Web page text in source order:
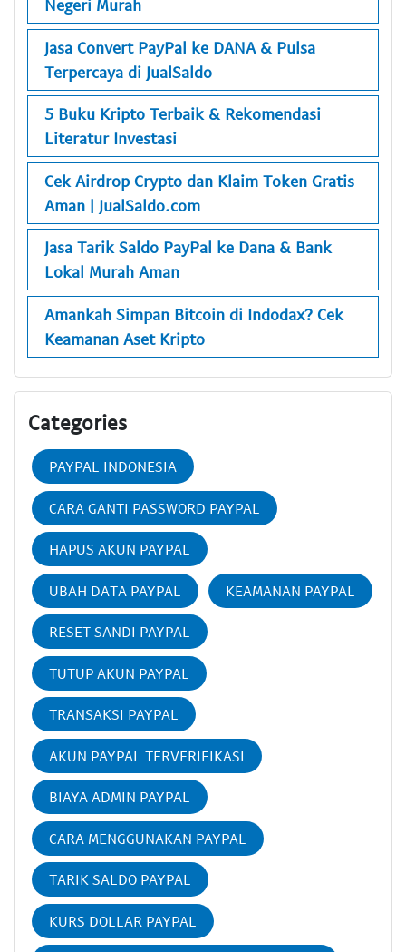
Negeri Murah
Jasa Convert PayPal ke DANA & Pulsa
Terpercaya di JualSaldo
5 Buku Kripto Terbaik & Rekomendasi
Literatur Investasi
Cek Airdrop Crypto dan Klaim Token Gratis
Aman | JualSaldo.com
Jasa Tarik Saldo PayPal ke Dana & Bank
Lokal Murah Aman
Amankah Simpan Bitcoin di Indodax? Cek
Keamanan Aset Kripto
Categories
PAYPAL INDONESIA
CARA GANTI PASSWORD PAYPAL
HAPUS AKUN PAYPAL
UBAH DATA PAYPAL KEAMANAN PAYPAL
RESET SANDI PAYPAL
TUTUP AKUN PAYPAL
TRANSAKSI PAYPAL
AKUN PAYPAL TERVERIFIKASI
BIAYA ADMIN PAYPAL
CARA MENGGUNAKAN PAYPAL
TARIK SALDO PAYPAL
KURS DOLLAR PAYPAL